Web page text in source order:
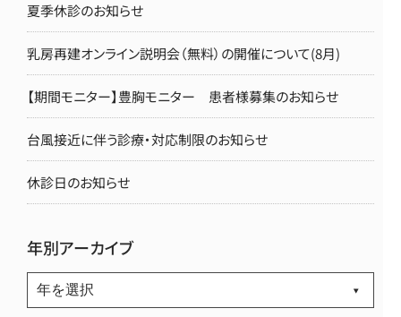
夏季休診のお知らせ
乳房再建オンライン説明会（無料）の開催について(8月)
【期間モニター】豊胸モニター 患者様募集のお知らせ
台風接近に伴う診療・対応制限のお知らせ
休診日のお知らせ
年別アーカイブ